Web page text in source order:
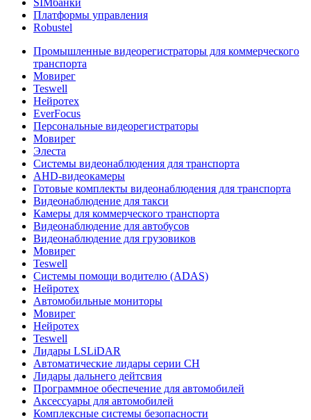
SIMбанки
Платформы управления
Robustel
Промышленные видеорегистраторы для коммерческого
транспорта
Мовирег
Teswell
Нейротех
EverFocus
Персональные видеорегистраторы
Мовирег
Элеста
Системы видеонаблюдения для транспорта
AHD-видеокамеры
Готовые комплекты видеонаблюдения для транспорта
Видеонаблюдение для такси
Камеры для коммерческого транспорта
Видеонаблюдение для автобусов
Видеонаблюдение для грузовиков
Мовирег
Teswell
Системы помощи водителю (ADAS)
Нейротех
Автомобильные мониторы
Мовирег
Нейротех
Teswell
Лидары LSLiDAR
Автоматические лидары серии CH
Лидары дальнего дейтсвия
Программное обеспечение для автомобилей
Аксессуары для автомобилей
Комплексные системы безопасности